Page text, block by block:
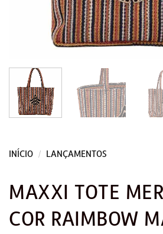
INÍCIO / LANÇAMENTOS
MAXXI TOTE
COR RAIMBOW